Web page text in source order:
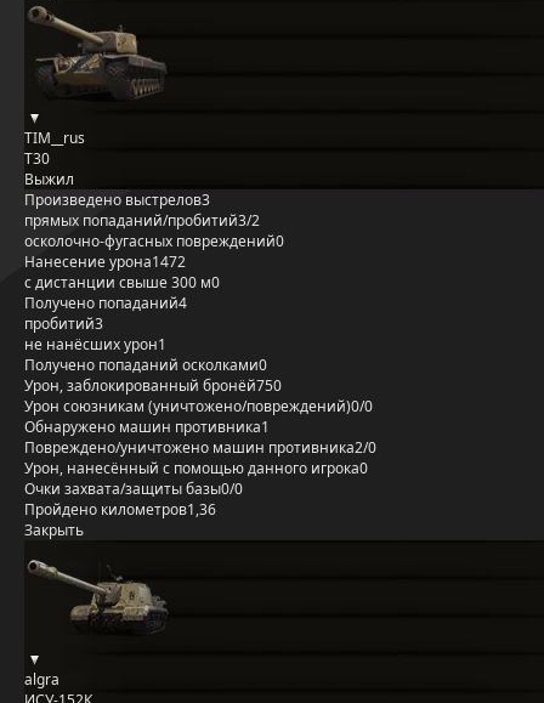
TIM__rus
T30
Выжил
Произведено выстрелов3
прямых попаданий/пробитий3/2
осколочно-фугасных повреждений0
Нанесение урона1472
с дистанции свыше 300 м0
Получено попаданий4
пробитий3
не нанёсших урон1
Получено попаданий осколками0
Урон, заблокированный бронёй750
Урон союзникам (уничтожено/повреждений)0/0
Обнаружено машин противника1
Повреждено/уничтожено машин противника2/0
Урон, нанесённый с помощью данного игрока0
Очки захвата/защиты базы0/0
Пройдено километров1,36
Закрыть
algra